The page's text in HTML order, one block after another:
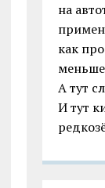
на
как
меньше
А тут
И тут